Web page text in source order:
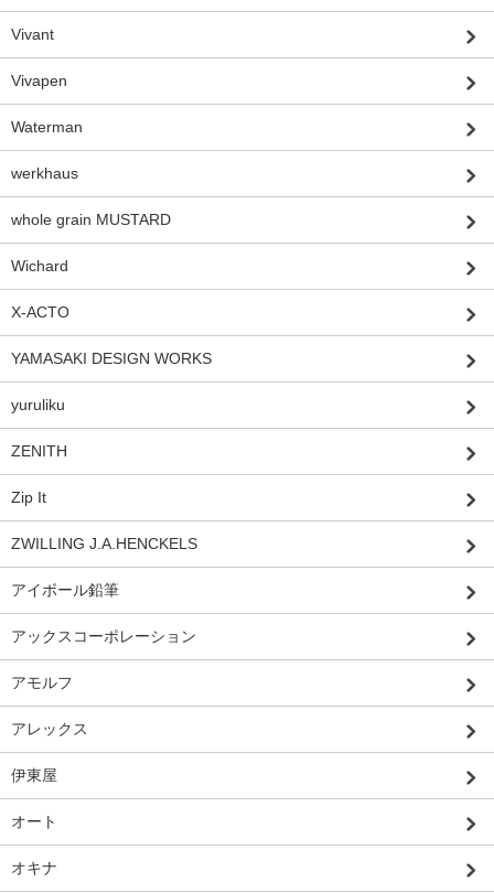
Vivant
Vivapen
Waterman
werkhaus
whole grain MUSTARD
Wichard
X-ACTO
YAMASAKI DESIGN WORKS
yuruliku
ZENITH
Zip It
ZWILLING J.A.HENCKELS
アイボール鉛筆
アックスコーポレーション
アモルフ
アレックス
伊東屋
オート
オキナ